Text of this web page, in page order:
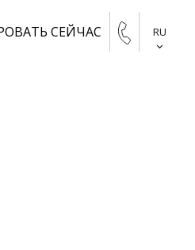
RU
+30
СЕЙЧАС